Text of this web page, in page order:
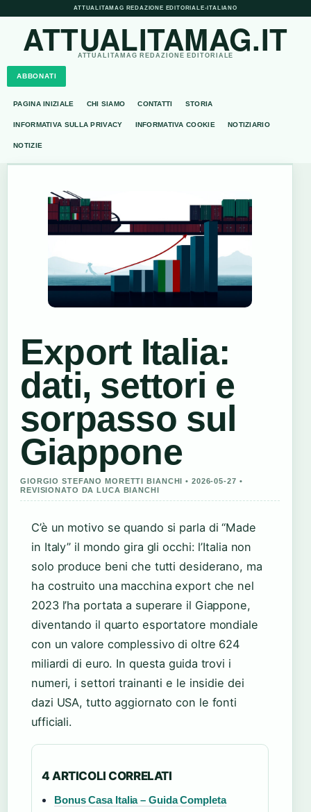
ATTUALITAMAG REDAZIONE EDITORIALE• ITALIANO
ATTUALITAMAG.IT
ATTUALITAMAG REDAZIONE EDITORIALE
ABBONATI
PAGINA INIZIALE CHI SIAMO CONTATTI STORIA
INFORMATIVA SULLA PRIVACY INFORMATIVA COOKIE NOTIZIARIO
NOTIZIE
Export Italia:
dati, settori e
sorpasso sul
Giappone
GIORGIO STEFANO MORETTI BIANCHI • 2026-05-27 •
REVISIONATO DA LUCA BIANCHI
C’è un motivo se quando si parla di “Made
in Italy” il mondo gira gli occhi: l’Italia non
solo produce beni che tutti desiderano, ma
ha costruito una macchina export che nel
2023 l’ha portata a superare il Giappone,
diventando il quarto esportatore mondiale
con un valore complessivo di oltre 624
miliardi di euro. In questa guida trovi i
numeri, i settori trainanti e le insidie dei
dazi USA, tutto aggiornato con le fonti
ufficiali.
4 ARTICOLI CORRELATI
Bonus Casa Italia – Guida Completa